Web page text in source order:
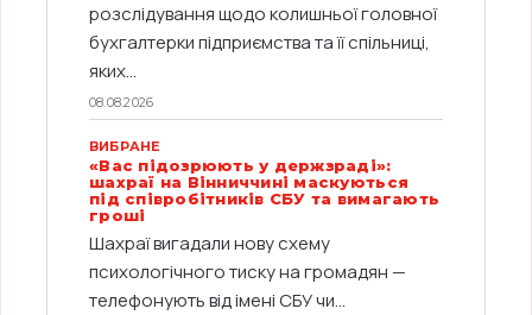
розслідування щодо колишньої головної
бухгалтерки підприємства та її спільниці,
яких...
08.08.2026
ВИБРАНЕ
«Вас підозрюють у держзраді»:
шахраї на Вінниччині маскуються
під співробітників СБУ та вимагають
гроші
Шахраї вигадали нову схему
психологічного тиску на громадян —
телефонують від імені СБУ чи...